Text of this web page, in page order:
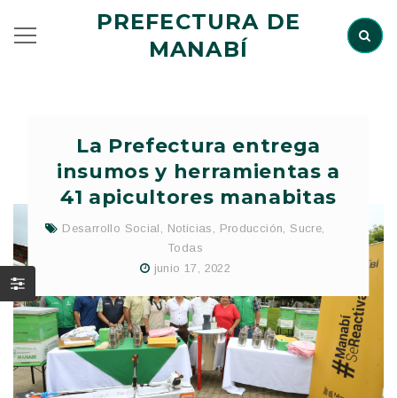
PREFECTURA DE
MANABÍ
La Prefectura entrega
insumos y herramientas a
41 apicultores manabitas
Desarrollo Social , Noticias , Producción,Sucre,
Todas
junio 17, 2022